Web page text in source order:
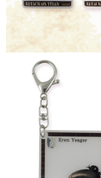
https://aftee.tw/terms/
３．未成年的使用者請事
「AFTEE先享後付」，
時審查核予不同之上限額
請求用戶進行身份認證。
５．嚴禁一人註冊多個帳
恩沛科技股份有限公司將